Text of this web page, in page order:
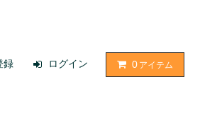
録 ログイン 0 アイテム